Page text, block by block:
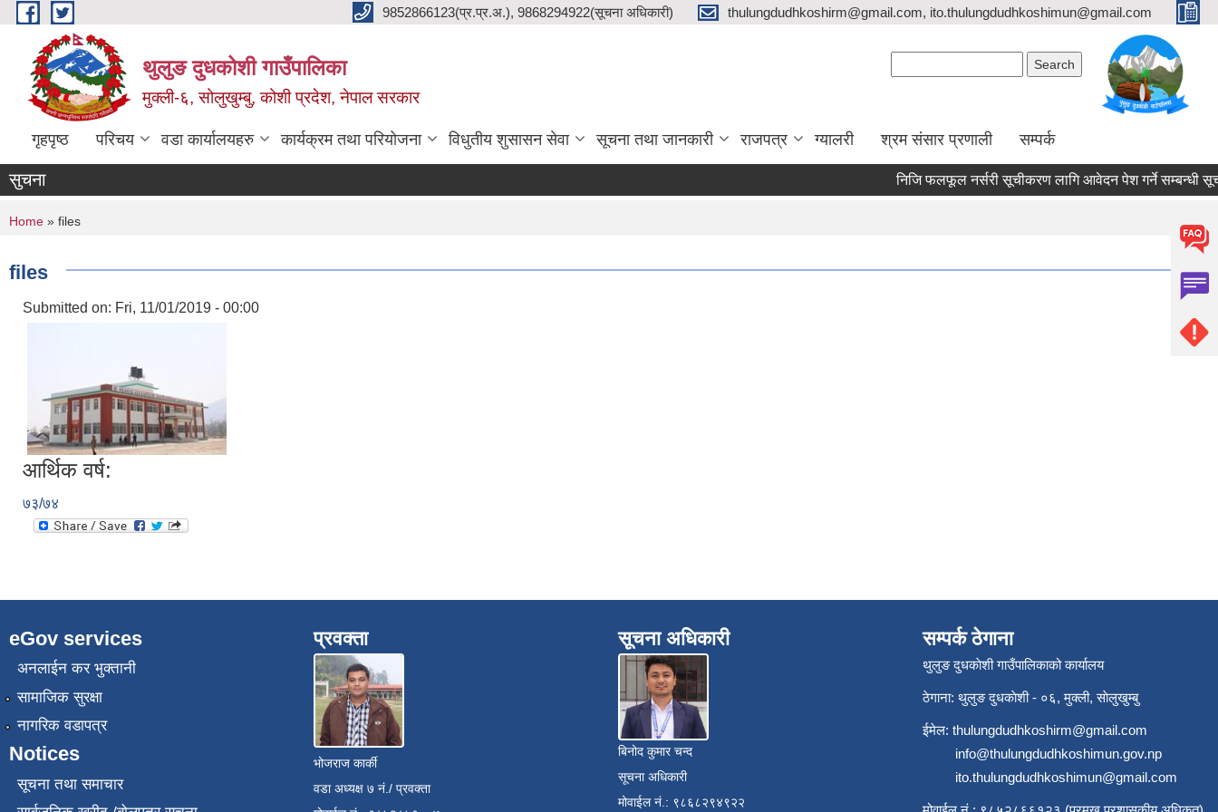
Skip to main content 9852866123(प्र.प्र.अ.), 9868294922(सूचना अधिकारी) thulungdudhkoshirm@gmail.com, ito.thulungdudhkoshimun@gmail.com
थुलुङ दुधकोशी गाउँपालिका
मुक्ली-६, सोलुखुम्बु, कोशी प्रदेश, नेपाल सरकार
गृहपृष्ठ परिचय वडा कार्यालयहरु कार्यक्रम तथा परियोजना विधुतीय शुसासन सेवा सूचना तथा जानकारी राजपत्र ग्यालरी श्रम संसार प्रणाली सम्पर्क
सुचना निजि फलफूल नर्सरी सूचीकरण लागि आवेदन पेश गर्ने सम्बन्धी
You are here
Home » files
files
Submitted on: Fri, 11/01/2019 - 00:00
आर्थिक वर्ष:
७३/७४
eGov services
अनलाईन कर भुक्तानी
सामाजिक सुरक्षा
नागरिक वडापत्र
Notices
सूचना तथा समाचार
प्रवक्ता
भोजराज कार्की
वडा अध्यक्ष ७ नं./ प्रवक्ता
सूचना अधिकारी
बिनोद कुमार चन्द
सूचना अधिकारी
मोवाईल नं.: ९८६८२९४९२२
सम्पर्क ठेगाना
थुलुङ दुधकाेशी गाउँपालिकाको कार्यालय
ठेगाना: थुलुङ दुधकाेशी - ०६, मुक्ली, साेलुखुम्बु
ईमेल: thulungdudhkoshirm@gmail.com
info@thulungdudhkoshimun.gov.np
ito.thulungdudhkoshimun@gmail.com